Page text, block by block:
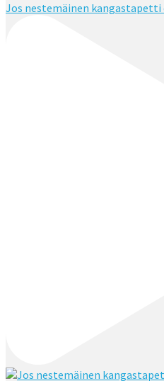
Jos nestemäinen kangastapetti